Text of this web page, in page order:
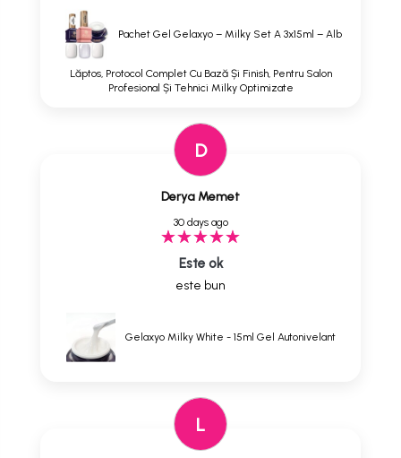
Pachet Gel Gelaxyo – Milky Set A 3x15ml – Alb
Lăptos, Protocol Complet Cu Bază Și Finish, Pentru Salon
Profesional Și Tehnici Milky Optimizate
D
Derya Memet
30 days ago
Este ok
este bun
Gelaxyo Milky White - 15ml Gel Autonivelant
L